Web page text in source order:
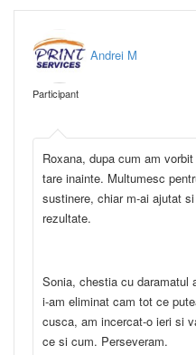
Andrei M
Participant
Roxana, dupa cum am
tare inainte. Multumesc
sustinere, chiar m-ai ajutat
rezultate.
Sonia, chestia cu daramatul
i-am eliminat cam tot ce
cusca, am incercat-o ieri si
ce si cum. Perseveram.